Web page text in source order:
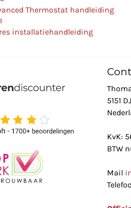
Thermostat handleiding
installatiehandleiding
5151
KvK:
BTW
Mail